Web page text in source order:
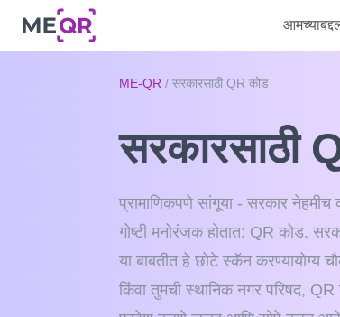
ME-QR / सरकारसाठी QR कोड
सरकारसाठी
प्रामाणिकपणे सांगूया - सरकार
गोष्टी मनोरंजक होतात: QR कोड.
या बाबतीत हे छोटे स्कॅन
किंवा तुमची स्थानिक नगर परिषद,